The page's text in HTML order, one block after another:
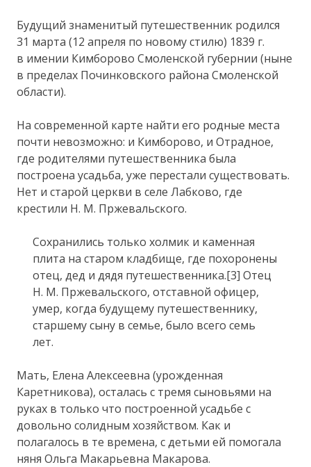
Будущий знаменитый путешественник родился
31 марта (12 апреля по новому стилю) 1839 г.
в имении Кимборово Смоленской губернии (ныне
в пределах Починковского района Смоленской
области).
На современной карте найти его родные места
почти невозможно: и Кимборово, и Отрадное,
где родителями путешественника была
построена усадьба, уже перестали существовать.
Нет и старой церкви в селе Лабково, где
крестили Н. М. Пржевальского.
Сохранились только холмик и каменная
плита на старом кладбище, где похоронены
отец, дед и дядя путешественника.[3] Отец
Н. М. Пржевальского, отставной офицер,
умер, когда будущему путешественнику,
старшему сыну в семье, было всего семь
лет.
Мать, Елена Алексеевна (урожденная
Каретникова), осталась с тремя сыновьями на
руках в только что построенной усадьбе с
довольно солидным хозяйством. Как и
полагалось в те времена, с детьми ей помогала
няня Ольга Макарьевна Макарова.